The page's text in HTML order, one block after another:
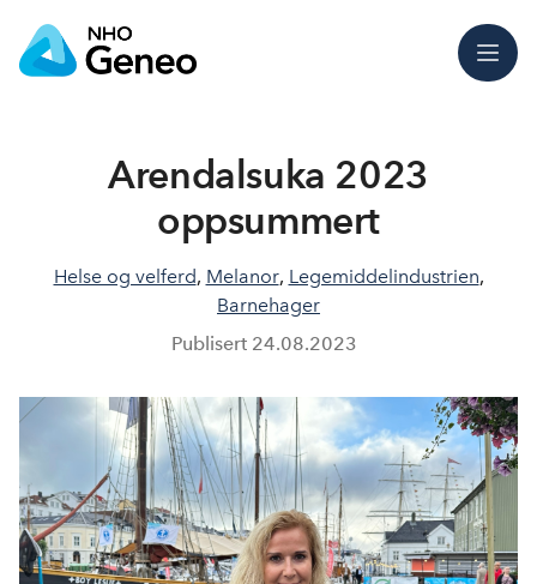
Meny
Arendalsuka 2023
oppsummert
Helse og velferd, Melanor, Legemiddelindustrien,
Barnehager
Publisert 24.08.2023